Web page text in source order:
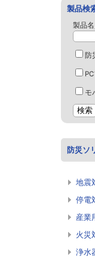
製品検
製品
防
モ
防災ソ
地震
停電
産業
火災
浄水